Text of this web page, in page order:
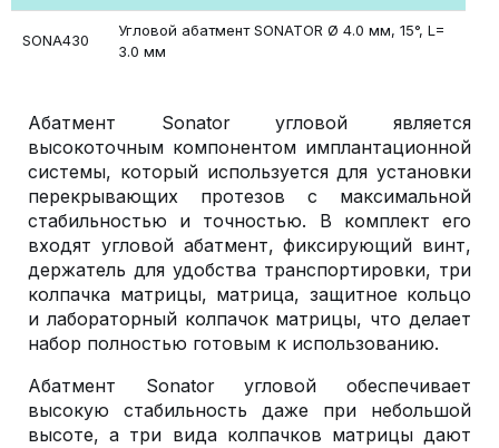
SONA430
Угловой абатмент SONATOR Ø 4.0 мм, 15°, L=
3.0 мм
Абатмент Sonator угловой является
высокоточным компонентом имплантационной
системы, который используется для установки
перекрывающих протезов с максимальной
стабильностью и точностью. В комплект его
входят угловой абатмент, фиксирующий винт,
держатель для удобства транспортировки, три
колпачка матрицы, матрица, защитное кольцо
и лабораторный колпачок матрицы, что делает
набор полностью готовым к использованию.
Абатмент Sonator угловой обеспечивает
высокую стабильность даже при небольшой
высоте, а три вида колпачков матрицы дают